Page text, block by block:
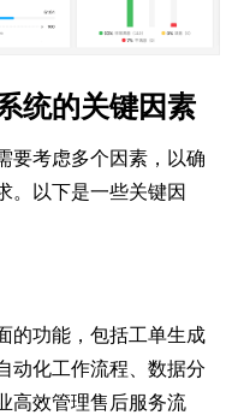
统的关键因素
要考虑多个因素，以确
。以下是一些关键因
的功能，包括工单生成
动化工作流程、数据分
高效管理售后服务流